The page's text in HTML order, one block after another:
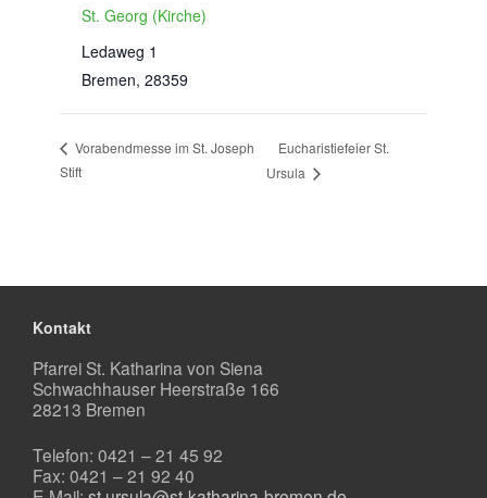
St. Georg (Kirche)
Ledaweg 1
Bremen, 28359
Vorabendmesse im St. Joseph
Stift
Eucharistiefeier St.
Ursula
Kontakt
Pfarrei St. Katharina von Siena
Schwachhauser Heerstraße 166
28213 Bremen
Telefon: 0421 – 21 45 92
Fax: 0421 – 21 92 40